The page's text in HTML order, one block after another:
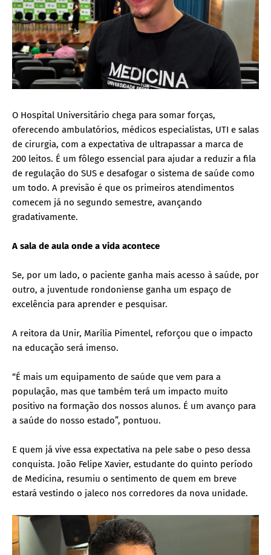
O Hospital Universitário chega para somar forças,
oferecendo ambulatórios, médicos especialistas, UTI e salas
de cirurgia, com a expectativa de ultrapassar a marca de
200 leitos. É um fôlego essencial para ajudar a reduzir a fila
de regulação do SUS e desafogar o sistema de saúde como
um todo. A previsão é que os primeiros atendimentos
comecem já no segundo semestre, avançando
gradativamente.
A sala de aula onde a vida acontece
Se, por um lado, o paciente ganha mais acesso à saúde, por
outro, a juventude rondoniense ganha um espaço de
excelência para aprender e pesquisar.
A reitora da Unir, Marília Pimentel, reforçou que o impacto
na educação será imenso.
“É mais um equipamento de saúde que vem para a
população, mas que também terá um impacto muito
positivo na formação dos nossos alunos. É um avanço para
a saúde do nosso estado”, pontuou.
E quem já vive essa expectativa na pele sabe o peso dessa
conquista. João Felipe Xavier, estudante do quinto período
de Medicina, resumiu o sentimento de quem em breve
estará vestindo o jaleco nos corredores da nova unidade.